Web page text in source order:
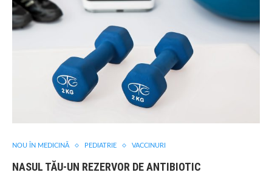
NOU ÎN MEDICINĂ PEDIATRIE VACCINURI
NASUL TĂU-UN REZERVOR DE ANTIBIOTIC